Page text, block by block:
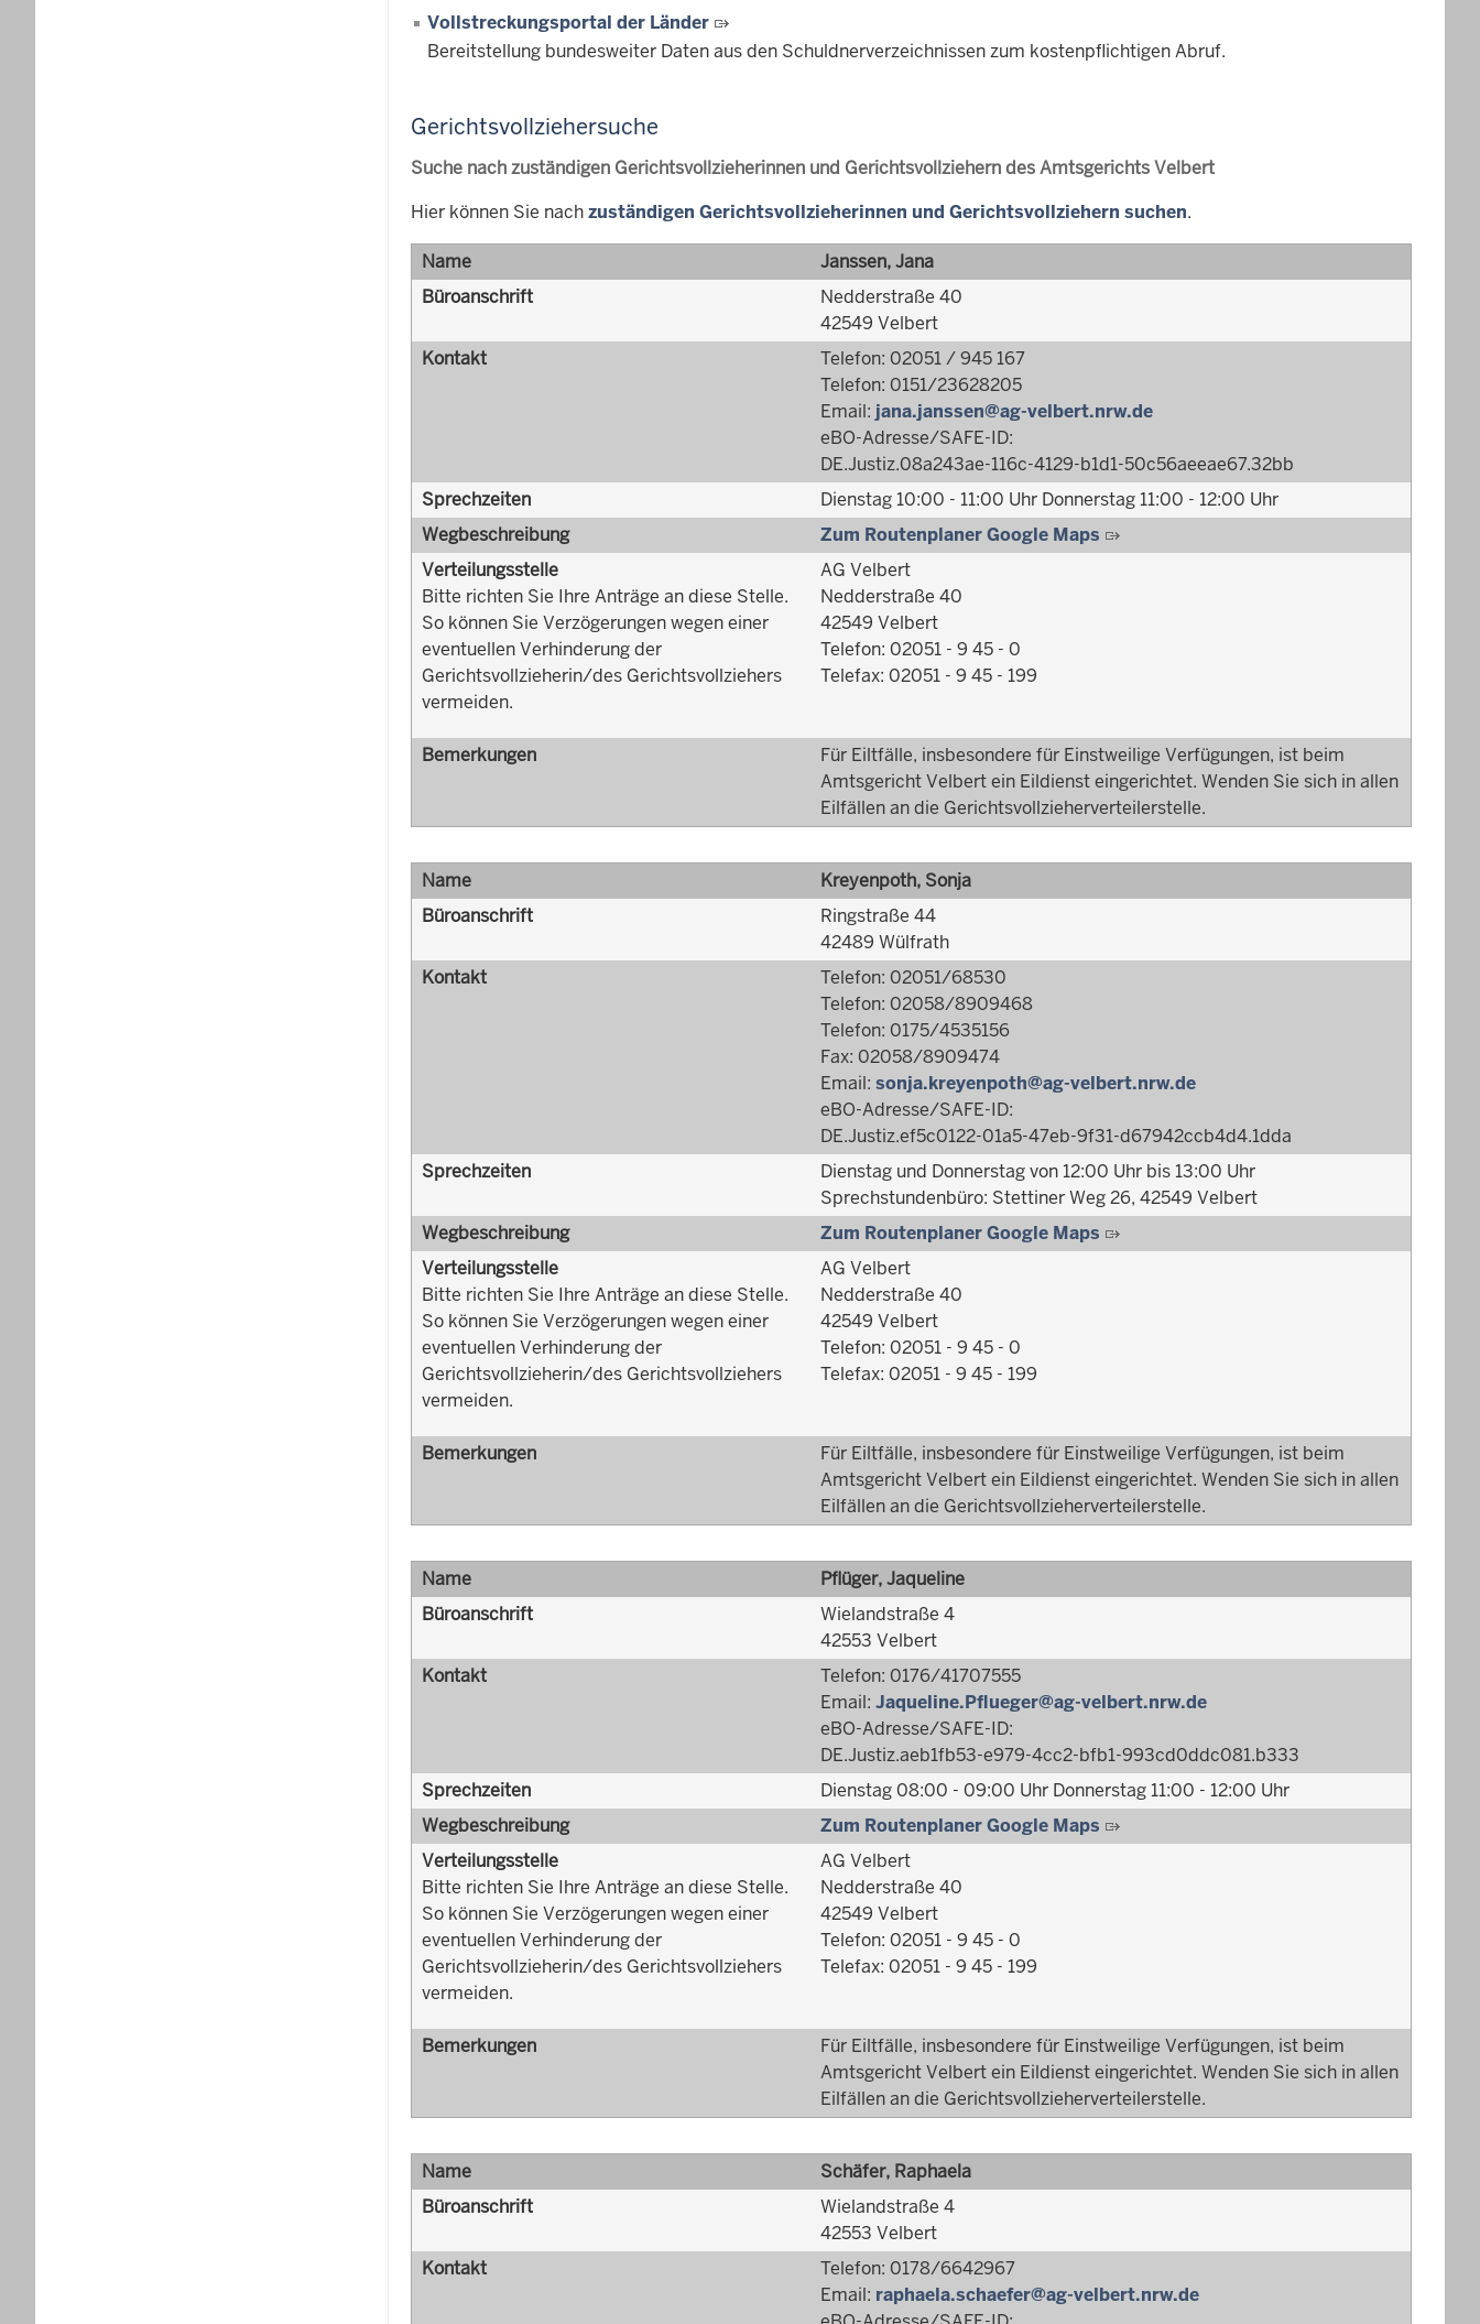
Vollstreckungsportal der Länder
Bereitstellung bundesweiter Daten aus den Schuldnerverzeichnissen zum kostenpflichtigen Abruf.
Gerichtsvollziehersuche
Suche nach zuständigen Gerichtsvollzieherinnen und Gerichtsvollziehern des Amtsgerichts Velbert
Hier können Sie nachzuständigen Gerichtsvollzieherinnen und Gerichtsvollziehern suchen.
Name
Janssen, Jana
Büroanschrift
Nedderstraße 40
42549 Velbert
Kontakt
Telefon: 02051 / 945 167
Telefon: 0151/23628205
Email: jana.janssen@ag-velbert.nrw.de
eBO-Adresse/SAFE-ID:
DE.Justiz.08a243ae-116c-4129-b1d1-50c56aeeae67.32bb
Sprechzeiten
Dienstag 10:00 - 11:00 Uhr Donnerstag 11:00 - 12:00 Uhr
Wegbeschreibung
Zum Routenplaner Google Maps
Verteilungsstelle
Bitte richten Sie Ihre Anträge an diese Stelle.
So können Sie Verzögerungen wegen einer
eventuellen Verhinderung der
Gerichtsvollzieherin/des Gerichtsvollziehers
vermeiden.
AG Velbert
Nedderstraße 40
42549 Velbert
Telefon: 02051 - 9 45 - 0
Telefax: 02051 - 9 45 - 199
Bemerkungen
Für Eiltfälle, insbesondere für Einstweilige Verfügungen, ist beim
Amtsgericht Velbert ein Eildienst eingerichtet. Wenden Sie sich in allen
Eilfällen an die Gerichtsvollzieherverteilerstelle.
Name
Kreyenpoth, Sonja
Büroanschrift
Ringstraße 44
42489 Wülfrath
Kontakt
Telefon: 02051/68530
Telefon: 02058/8909468
Telefon: 0175/4535156
Fax: 02058/8909474
Email: sonja.kreyenpoth@ag-velbert.nrw.de
eBO-Adresse/SAFE-ID:
DE.Justiz.ef5c0122-01a5-47eb-9f31-d67942ccb4d4.1dda
Sprechzeiten
Dienstag und Donnerstag von 12:00 Uhr bis 13:00 Uhr
Sprechstundenbüro: Stettiner Weg 26, 42549 Velbert
Wegbeschreibung
Zum Routenplaner Google Maps
Verteilungsstelle
Bitte richten Sie Ihre Anträge an diese Stelle.
So können Sie Verzögerungen wegen einer
eventuellen Verhinderung der
Gerichtsvollzieherin/des Gerichtsvollziehers
vermeiden.
AG Velbert
Nedderstraße 40
42549 Velbert
Telefon: 02051 - 9 45 - 0
Telefax: 02051 - 9 45 - 199
Bemerkungen
Für Eiltfälle, insbesondere für Einstweilige Verfügungen, ist beim
Amtsgericht Velbert ein Eildienst eingerichtet. Wenden Sie sich in allen
Eilfällen an die Gerichtsvollzieherverteilerstelle.
Name
Pflüger, Jaqueline
Büroanschrift
Wielandstraße 4
42553 Velbert
Kontakt
Telefon: 0176/41707555
Email: Jaqueline.Pflueger@ag-velbert.nrw.de
eBO-Adresse/SAFE-ID:
DE.Justiz.aeb1fb53-e979-4cc2-bfb1-993cd0ddc081.b333
Sprechzeiten
Dienstag 08:00 - 09:00 Uhr Donnerstag 11:00 - 12:00 Uhr
Wegbeschreibung
Zum Routenplaner Google Maps
Verteilungsstelle
Bitte richten Sie Ihre Anträge an diese Stelle.
So können Sie Verzögerungen wegen einer
eventuellen Verhinderung der
Gerichtsvollzieherin/des Gerichtsvollziehers
vermeiden.
AG Velbert
Nedderstraße 40
42549 Velbert
Telefon: 02051 - 9 45 - 0
Telefax: 02051 - 9 45 - 199
Bemerkungen
Für Eiltfälle, insbesondere für Einstweilige Verfügungen, ist beim
Amtsgericht Velbert ein Eildienst eingerichtet. Wenden Sie sich in allen
Eilfällen an die Gerichtsvollzieherverteilerstelle.
Name
Schäfer, Raphaela
Büroanschrift
Wielandstraße 4
42553 Velbert
Kontakt
Telefon: 0178/6642967
Email: raphaela.schaefer@ag-velbert.nrw.de